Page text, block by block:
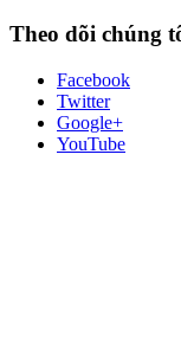
Theo dõi chúng
Facebook
Twitter
Google+
YouTube